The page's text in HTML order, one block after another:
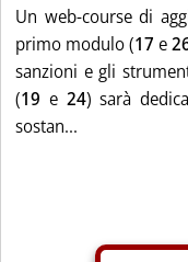
Un web-course di
primo modulo (17e
sanzioni e gli
(19 e 24) sarà
sostan...